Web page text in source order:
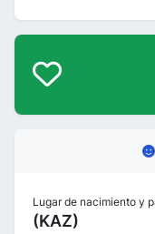
Lugar de nacimiento y
(KAZ)